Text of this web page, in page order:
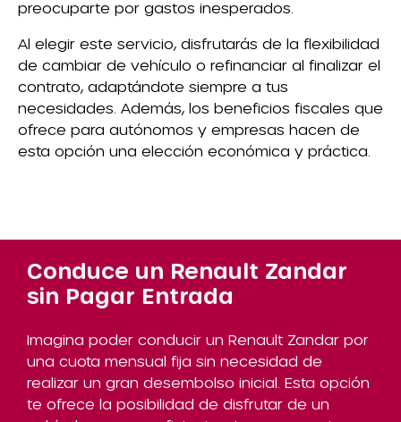
preocuparte por gastos inesperados.
Al elegir este servicio, disfrutarás de la flexibilidad
de cambiar de vehículo o refinanciar al finalizar el
contrato, adaptándote siempre a tus
necesidades. Además, los beneficios fiscales que
ofrece para autónomos y empresas hacen de
esta opción una elección económica y práctica.
Conduce un Renault Zandar
sin Pagar Entrada
Imagina poder conducir un Renault Zandar por
una cuota mensual fija sin necesidad de
realizar un gran desembolso inicial. Esta opción
te ofrece la posibilidad de disfrutar de un